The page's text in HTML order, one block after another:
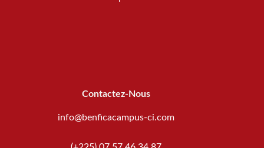
Contactez-Nous
info@benficacampus-ci.com